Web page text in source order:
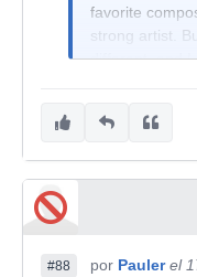
favorite
strong artist.
different, and I
I will say. I
composer.»
#88 por Pauler el